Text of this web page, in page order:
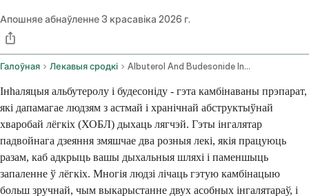
Апошняе абнаўленне3 красавіка 2026 г.
Галоўная Лекавыя сродкі Albuterol And Budesonide Inhalation Route
Інhаляцыя альбутеролу і будесоніду - гэта камбінаваны прэпарат,
які дапамагае людзям з астмай і хранічнай абструктыўнай
хваробай лёгкіх (ХОБЛ) дыхаць лягчэй. Гэты інгалятар
падвойнага дзеяння змяшчае два розныя лекі, якія працуюць
разам, каб адкрыць вашы дыхальныя шляхі і паменшыць
запаленне ў лёгкіх. Многія людзі лічаць гэтую камбінацыю
больш зручнай, чым выкарыстанне двух асобных інгалятараў, і